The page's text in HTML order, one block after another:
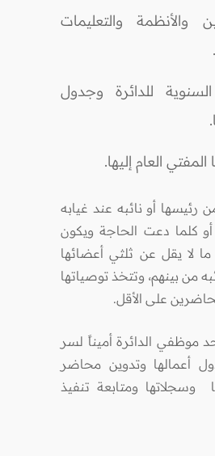
والأنظمة والتعليمات
للدائرة وجدول
رئيسها أو نائبه عند غيابه
كلما دعت الحاجة ويكون
ما لا يقل عن ثلثي أعضائها
من بينهم، وتتخذ توصياتها
على الأقل.
موظفي الدائرة أميناً لسر
أعمالها وتدوين محاضر
ومتابعة تنفيذ